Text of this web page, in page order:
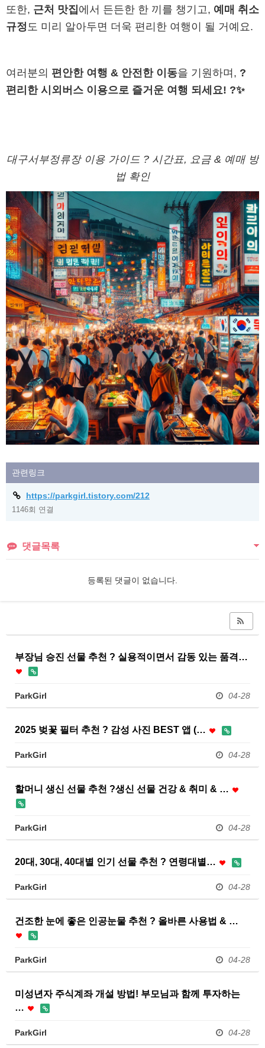
또한, 근처 맛집에서 든든한 한 끼를 챙기고, 예매 취소
규정 도 미리 알아두면 더욱 편리한 여행이 될 거예요.
여러분의 편안한 여행 & 안전한 이동을 기원하며, ?
편리한 시외버스 이용으로 즐거운 여행 되세요! ?✨
대구서부정류장 이용 가이드 ? 시간표, 요금 & 예매 방
법 확인
관련링크
https://parkgirl.tistory.com/212
1146회 연결
댓글목록
등록된 댓글이 없습니다.
부장님 승진 선물 추천 ? 실용적이면서 감동 있는 품격…
ParkGirl 04-28
2025 벚꽃 필터 추천 ? 감성 사진 BEST 앱 (…
ParkGirl 04-28
할머니 생신 선물 추천 ?생신 선물 건강 & 취미 & …
ParkGirl 04-28
20대, 30대, 40대별 인기 선물 추천 ? 연령대별…
ParkGirl 04-28
건조한 눈에 좋은 인공눈물 추천 ? 올바른 사용법 & …
ParkGirl 04-28
미성년자 주식계좌 개설 방법! 부모님과 함께 투자하는
…
ParkGirl 04-28